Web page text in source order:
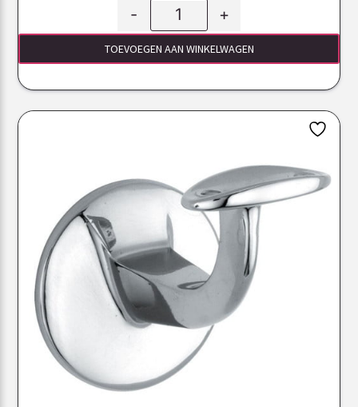
- +
TOEVOEGEN AAN WINKELWAGEN